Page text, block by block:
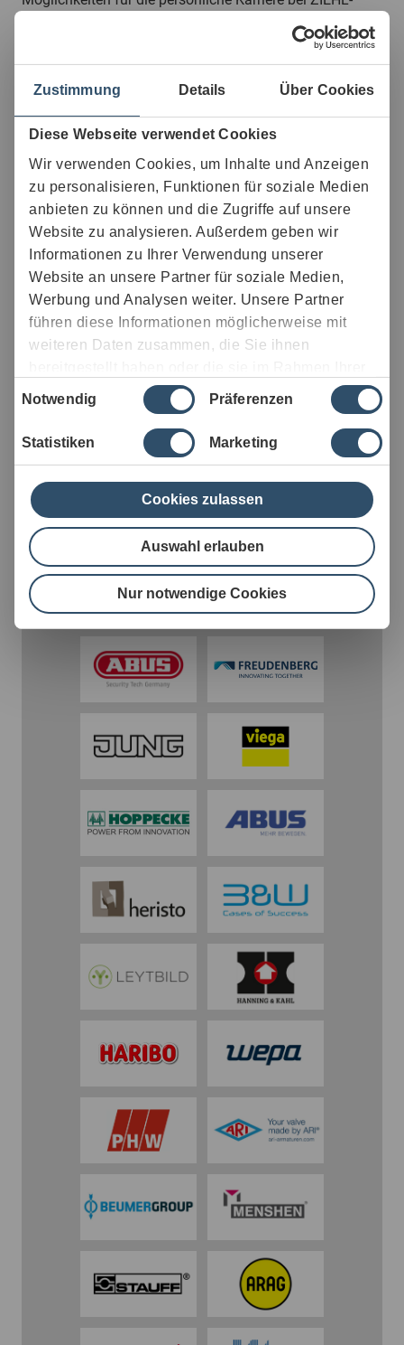
Zustimmung Details Über Cookies
Diese Webseite verwendet Cookies
Wir verwenden Cookies, um Inhalte und Anzeigen
zu personalisieren, Funktionen für soziale Medien
anbieten zu können und die Zugriffe auf unsere
Website zu analysieren. Außerdem geben wir
Informationen zu Ihrer Verwendung unserer
Website an unsere Partner für soziale Medien,
Werbung und Analysen weiter. Unsere Partner
führen diese Informationen möglicherweise mit
weiteren Daten zusammen, die Sie ihnen
Nutzung der Dienste gesammelt haben.
Einwilligungsauswahl
Notwendig Präferenzen
Statistiken Marketing
Cookies zulassen
Auswahl erlauben
Nur notwendige Cookies
Damit Arbeiten und Privatleben im Einklang mit den
stehen, sind bei ZIEHL-ABEGG flexible Arbeitszeitmodelle
mit Gleitzeit und Home-Office-Optionen
selbstverständlich. Dazu bieten wir viele freiwillige
Sozialleistungen, Zuschuss fürs Fitnessstudio, eine
betriebliche Altersvorsorge oder ein Job-Rad, um nur
einige Benefits zu nennen. ZIEHL-ABEGG bietet einen
ganzen Strauß an Vergünstigungen. Damit sich
besondere Erfolgseinsätze oder Ideen der Mitarbeitenden
richtig lohnen, gibt es Erfolgsbeteiligungen und
ZIEHL-ABEGG wird empfohlen von
Jetzt bewerben